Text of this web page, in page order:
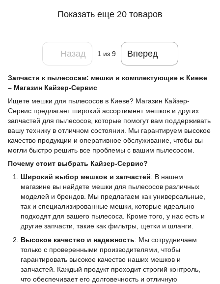
Показать еще 20 товаров
Назад 1 из 9 Вперед
Запчасти к пылесосам: мешки и комплектующие в Киеве
– Магазин Кайзер-Сервис
Ищете мешки для пылесосов в Киеве? Магазин Кайзер-
Сервис предлагает широкий ассортимент мешков и других
запчастей для пылесосов, которые помогут вам поддерживать
вашу технику в отличном состоянии. Мы гарантируем высокое
качество продукции и оперативное обслуживание, чтобы вы
могли быстро решить все проблемы с вашим пылесосом.
Почему стоит выбрать Кайзер-Сервис?
Широкий выбор мешков и запчастей: В нашем
магазине вы найдете мешки для пылесосов различных
моделей и брендов. Мы предлагаем как универсальные,
так и специализированные мешки, которые идеально
подходят для вашего пылесоса. Кроме того, у нас есть и
другие запчасти, такие как фильтры, щетки и шланги.
Высокое качество и надежность: Мы сотрудничаем
только с проверенными производителями, чтобы
гарантировать высокое качество наших мешков и
запчастей. Каждый продукт проходит строгий контроль,
что обеспечивает его долговечность и отличную